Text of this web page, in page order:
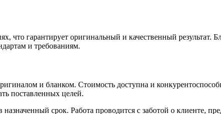
что гарантирует оригинальный и качественный
и требованиям.
и бланком. Стоимость доступна и
поставленных целей.
назначенный срок. Работа проводится с заботой о клиенте,